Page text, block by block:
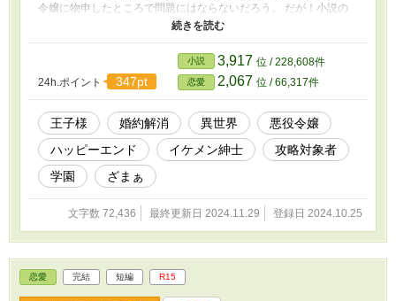
令嬢に物申したところで問題にはならないだろう。 だが！小説の
中で悪役令嬢である私はここのままで行くと断罪されてしまう。
前世の記憶を思い出したことで冷静になると、私の努力も認めな
い、見向きもしない、笑顔も見せない、そして不貞を犯す⋯⋯そん
な婚約者なら要らないよね！ うんうん！ 要らない！要らない！ さ
っさと婚約解消して2人を応援するよ！ だから私に遠慮なく愛を貫
いてくださいね。 ※気を付けているのですが誤字脱字が多いで
す。長い目で見守ってください。
24h.ポイント 347pt
小説 3,917 位 / 228,608件
恋愛 2,067 位 / 66,317件
王子様 婚約解消 異世界
悪役令嬢
ハッピーエンド
イケメン紳士
攻略対象者
学園
ざまぁ
文字数 72,436 最終更新日 2024.11.29 登録日 2024.10.25
恋愛 完結 短編 R15